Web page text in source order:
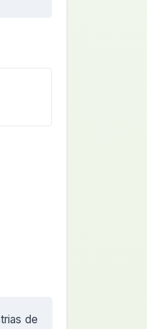
de